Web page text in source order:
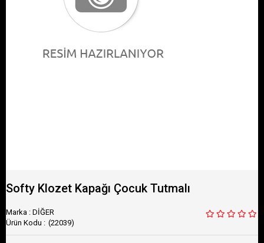
Softy Klozet Kapağı Çocuk Tutmalı
Marka : DİĞER
(22039)